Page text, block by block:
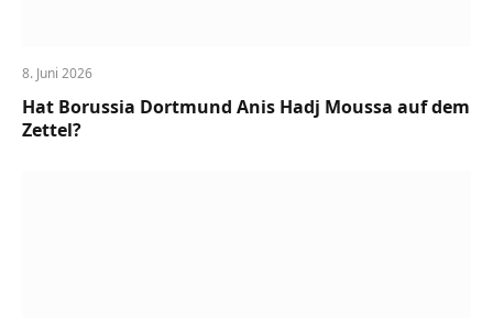
8. Juni 2026
Hat Borussia Dortmund Anis Hadj Moussa auf dem
Zettel?